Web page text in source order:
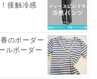
接触冷感
のボーダー
ルボーダー